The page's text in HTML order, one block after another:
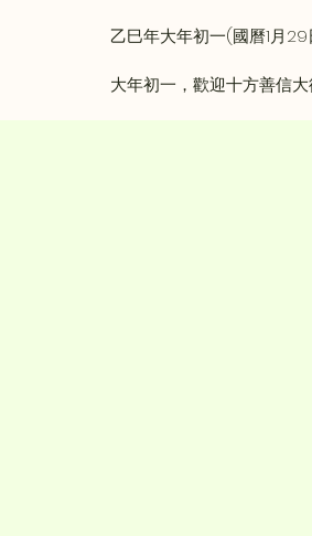
乙巳年大年初一(國曆1月29
大年初一，歡迎十方善信